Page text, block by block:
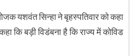
यशवंत सिन्हा ने बृहस्पतिवार को कहा
कि बड़ी विडंबना है कि राज्य में कोविड